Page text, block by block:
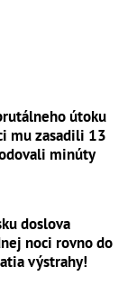
útoku
mu zasadili 13
minúty
doslova
noci rovno do
výstrahy!